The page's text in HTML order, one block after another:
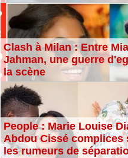
Clash à Milan : Entre
Jahman, une guerre
la scène
People : Marie Louise
Abdou Cissé complices
les rumeurs de